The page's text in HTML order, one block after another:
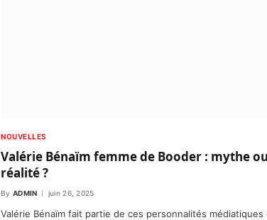
NOUVELLES
Valérie Bénaïm femme de Booder : mythe
réalité ?
By ADMIN juin 26, 2025
Valérie Bénaïm fait partie de ces personnalités médiatiques